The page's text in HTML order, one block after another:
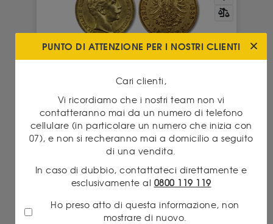
Valore intrinseco 857.47 € - Premium 4.90 %
ACQUISTO A partire da
899.50 €
VENDITA
825.00 €
GUARDA IL PRODOTTO
PUNTO DI ATTENZIONE PER I NOSTRI CLIENTI
Cari clienti,
Vi ricordiamo che i nostri team non vi
contatteranno mai da un numero di telefono
cellulare (in particolare un numero che inizia con
07), e non si recheranno mai a domicilio a seguito
di una vendita.
In caso di dubbio, contattateci direttamente e
esclusivamente al 0800 119 119
Ho preso atto di questa informazione, non
mostrare di nuovo.